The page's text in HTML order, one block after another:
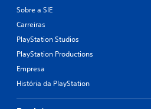
Sobre a SIE
Carreiras
PlayStation Studios
PlayStation Productions
Empresa
História da PlayStation